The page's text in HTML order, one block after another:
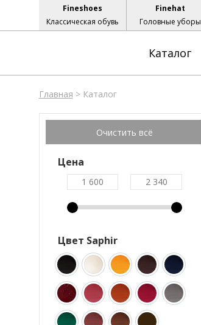
Fineshoes
Классическая обувь
Finehat
Головные уборы
Каталог
Главная > Каталог
Цена
Цвет Saphir